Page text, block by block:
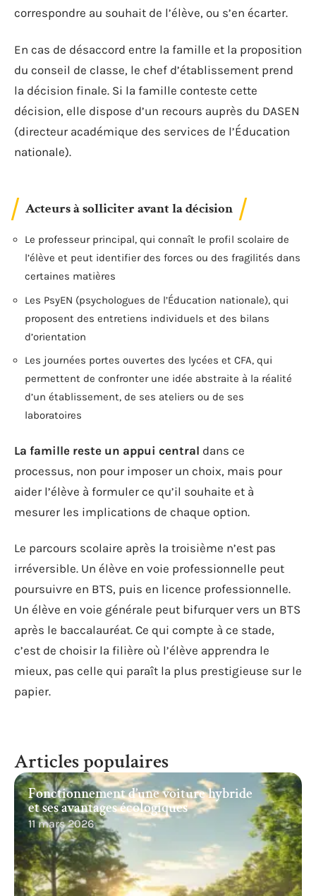
correspondre au souhait de l’élève, ou s’en écarter.
En cas de désaccord entre la famille et la proposition
du conseil de classe, le chef d’établissement prend
la décision finale. Si la famille conteste cette
décision, elle dispose d’un recours auprès du DASEN
(directeur académique des services de l’Éducation
nationale).
Acteurs à solliciter avant la décision
Le professeur principal, qui connaît le profil scolaire de
l’élève et peut identifier des forces ou des fragilités dans
certaines matières
Les PsyEN (psychologues de l’Éducation nationale), qui
proposent des entretiens individuels et des bilans
d’orientation
Les journées portes ouvertes des lycées et CFA, qui
permettent de confronter une idée abstraite à la réalité
d’un établissement, de ses ateliers ou de ses
laboratoires
La famille reste un appui central dans ce
processus, non pour imposer un choix, mais pour
aider l’élève à formuler ce qu’il souhaite et à
mesurer les implications de chaque option.
Le parcours scolaire après la troisième n’est pas
irréversible. Un élève en voie professionnelle peut
poursuivre en BTS, puis en licence professionnelle.
Un élève en voie générale peut bifurquer vers un BTS
après le baccalauréat. Ce qui compte à ce stade,
c’est de choisir la filière où l’élève apprendra le
mieux, pas celle qui paraît la plus prestigieuse sur le
papier.
Articles populaires
Fonctionnement d’une voiture hybride
et ses avantages écologiques
11 mars 2026